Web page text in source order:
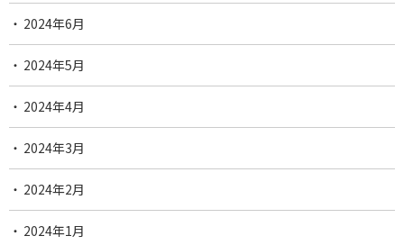
2024年6月
2024年5月
2024年4月
2024年3月
2024年2月
2024年1月